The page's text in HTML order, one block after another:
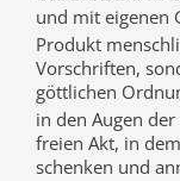
und mit eigenen
Produkt
Vorschriften,
göttlichen
in den Augen
freien Akt, in
schenken und